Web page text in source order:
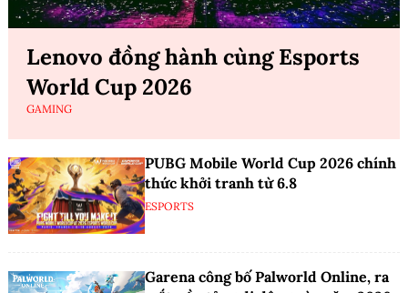
Lenovo đồng hành cùng Esports
World Cup 2026
GAMING
PUBG Mobile World Cup 2026 chính
thức khởi tranh từ 6.8
ESPORTS
Garena công bố Palworld Online, ra